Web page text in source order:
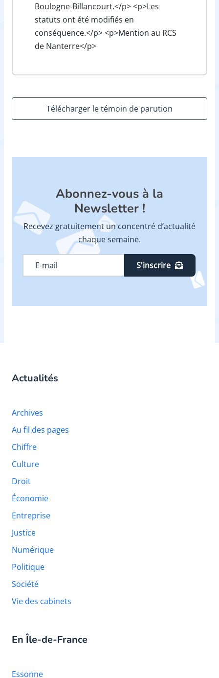
Boulogne-Billancourt.</p> <p>Les
statuts ont été modifiés en
conséquence.</p> <p>Mention au RCS
de Nanterre</p>
Télécharger le témoin de parution
Abonnez-vous à la
Newsletter !
Recevez gratuitement un concentré d’actualité
chaque semaine.
S'inscrire
Actualités
Archives
Au fil des pages
Chiffre
Culture
Droit
Économie
Entreprise
Justice
Numérique
Politique
Société
Vie des cabinets
En Île-de-France
Essonne